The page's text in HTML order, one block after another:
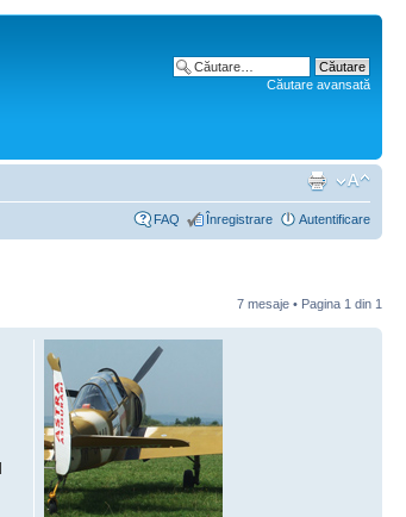
Căutare avansată
FAQ Înregistrare Autentificare
7 mesaje • Pagina 1 din 1